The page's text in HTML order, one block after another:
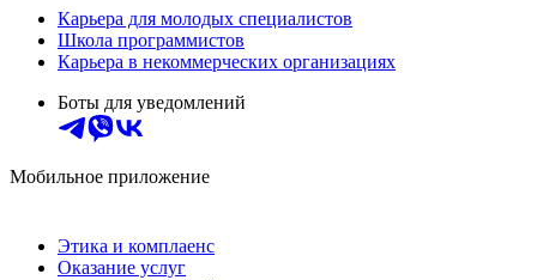
Карьера для молодых специалистов
Школа программистов
Карьера в некоммерческих организациях
Боты для уведомлений
Мобильное приложение
Этика и комплаенс
Оказание услуг